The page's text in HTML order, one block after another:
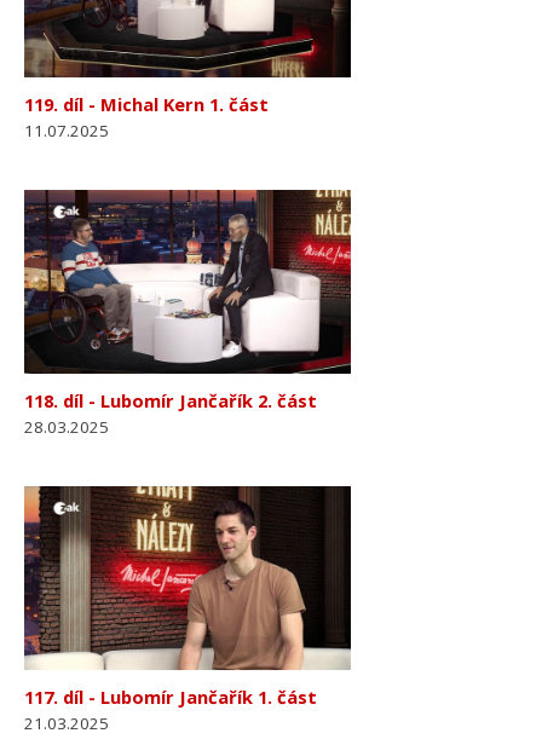
119. díl - Michal Kern 1. část
11.07.2025
118. díl - Lubomír Jančařík 2. část
28.03.2025
117. díl - Lubomír Jančařík 1. část
21.03.2025